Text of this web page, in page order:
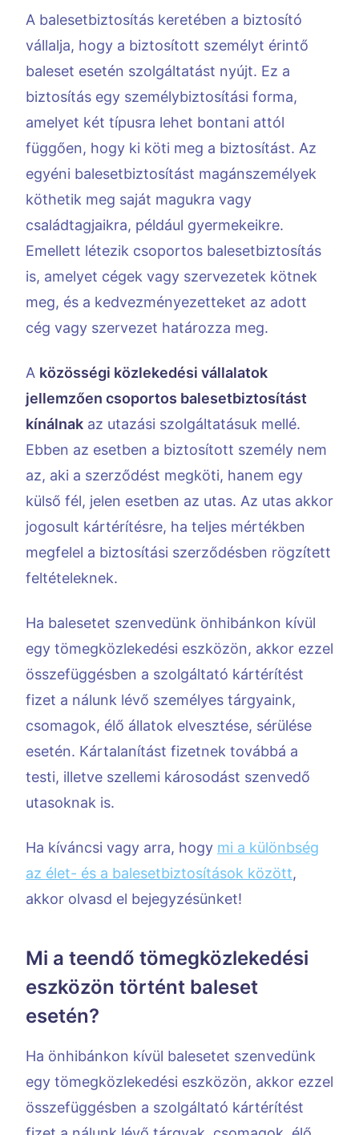
A balesetbiztosítás keretében a biztosító
vállalja, hogy a biztosított személyt érintő
baleset esetén szolgáltatást nyújt. Ez a
biztosítás egy személybiztosítási forma,
amelyet két típusra lehet bontani attól
függően, hogy ki köti meg a biztosítást. Az
egyéni balesetbiztosítást magánszemélyek
köthetik meg saját magukra vagy
családtagjaikra, például gyermekeikre.
Emellett létezik csoportos balesetbiztosítás
is, amelyet cégek vagy szervezetek kötnek
meg, és a kedvezményezetteket az adott
cég vagy szervezet határozza meg.
A közösségi közlekedési vállalatok
jellemzően csoportos balesetbiztosítást
kínálnak az utazási szolgáltatásuk mellé.
Ebben az esetben a biztosított személy nem
az, aki a szerződést megköti, hanem egy
külső fél, jelen esetben az utas. Az utas akkor
jogosult kártérítésre, ha teljes mértékben
megfelel a biztosítási szerződésben rögzített
feltételeknek.
Ha balesetet szenvedünk önhibánkon kívül
egy tömegközlekedési eszközön, akkor ezzel
összefüggésben a szolgáltató kártérítést
fizet a nálunk lévő személyes tárgyaink,
csomagok, élő állatok elvesztése, sérülése
esetén. Kártalanítást fizetnek továbbá a
testi, illetve szellemi károsodást szenvedő
utasoknak is.
Ha kíváncsi vagy arra, hogy mi a különbség
az élet- és a balesetbiztosítások között,
akkor olvasd el bejegyzésünket!
Mi a teendő tömegközlekedési
eszközön történt baleset
esetén?
Ha önhibánkon kívül balesetet szenvedünk
egy tömegközlekedési eszközön, akkor ezzel
összefüggésben a szolgáltató kártérítést